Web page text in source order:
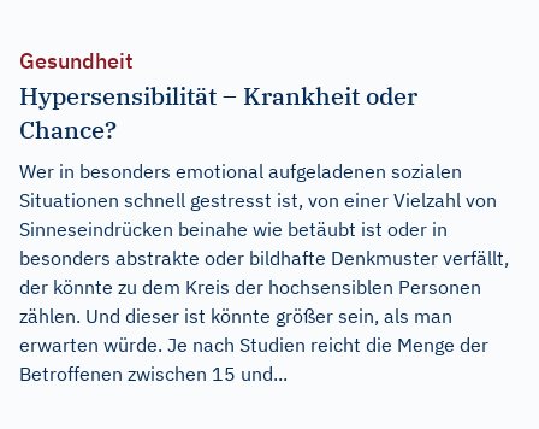
Gesundheit
Hypersensibilität – Krankheit oder
Chance?
Wer in besonders emotional aufgeladenen sozialen
Situationen schnell gestresst ist, von einer Vielzahl von
Sinneseindrücken beinahe wie betäubt ist oder in
besonders abstrakte oder bildhafte Denkmuster verfällt,
der könnte zu dem Kreis der hochsensiblen Personen
zählen. Und dieser ist könnte größer sein, als man
erwarten würde. Je nach Studien reicht die Menge der
Betroffenen zwischen 15 und...